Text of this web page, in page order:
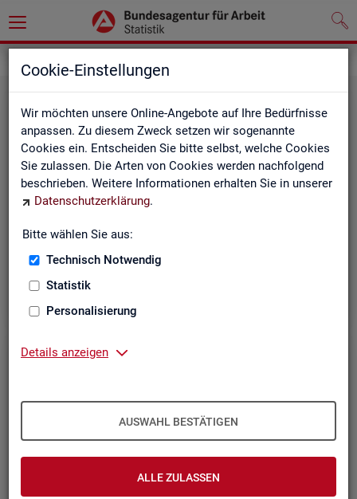
Cookie-Einstellungen
Wir möchten unsere Online-Angebote auf Ihre Bedürfnisse
anpassen. Zu diesem Zweck setzen wir sogenannte
Cookies ein. Entscheiden Sie bitte selbst, welche Cookies
Sie zulassen. Die Arten von Cookies werden nachfolgend
beschrieben. Weitere Informationen erhalten Sie in unserer
Datenschutzerklärung.
Bitte wählen Sie aus:
Technisch Notwendig
Statistik
Personalisierung
Details anzeigen
AUSWAHL BESTÄTIGEN
ALLE ZULASSEN
Rund­schau Ar­beits­markt
Fach­sta­tis­ti­ken